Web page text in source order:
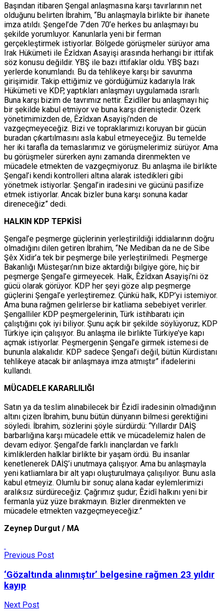
Başından itibaren Şengal anlaşmasına karşı tavırlarının net
olduğunu belirten İbrahim, “Bu anlaşmayla birlikte bir ihanete
imza atıldı. Şengel’de 7’den 70’e herkes bu anlaşmayı bu
şekilde yorumluyor. Kanunlarla yeni bir ferman
gerçekleştirmek istiyorlar. Bölgede görüşmeler sürüyor ama
Irak Hükümeti ile Êzîdxan Asayişi arasında herhangi bir ittifak
söz konusu değildir. YBŞ ile bazı ittifaklar oldu. YBŞ bazı
yerlerde konumlandı. Bu da tehlikeye karşı bir savunma
girişimidir. Takip ettiğimiz ve gördüğümüz kadarıyla Irak
Hükümeti ve KDP, yaptıkları anlaşmayı uygulamada ısrarlı.
Buna karşı bizim de tavrımız nettir. Êzidîler bu anlaşmayı hiç
bir şekilde kabul etmiyor ve buna karşı direniştedir. Özerk
yönetimimizden de, Êzîdxan Asayişi’nden de
vazgeçmeyeceğiz. Bizi ve topraklarımızı koruyan bir gücün
buradan çıkartılmasını asla kabul etmeyeceğiz. Bu temelde
her iki tarafla da temaslarımız ve görüşmelerimiz sürüyor. Ama
bu görüşmeler sürerken aynı zamanda direnmekten ve
mücadele etmekten de vazgeçmiyoruz. Bu anlaşma ile birlikte
Şengal’i kendi kontrolleri altına alarak istedikleri gibi
yönetmek istiyorlar. Şengal’in iradesini ve gücünü pasifize
etmek istiyorlar. Ancak bizler buna karşı sonuna kadar
direneceğiz” dedi.
HALKIN KDP TEPKİSİ
Şengal’e peşmerge güçlerinin yerleştirildiği iddialarının doğru
olmadığını dilen getiren İbrahim, “Ne Mediban da ne de Sibe
Şêx Xidir’a tek bir peşmerge bile yerleştirilmedi. Peşmerge
Bakanlığı Müsteşarı’nın bize aktardığı bilgiye göre, hiç bir
peşmerge Şengal’e girmeyecek. Halk, Êzîdxan Asayişi’ni öz
gücü olarak görüyor. KDP her şeyi göze alıp peşmerge
güçlerini Şengal’e yerleştiremez. Çünkü halk, KDP’yi istemiyor.
Ama buna rağmen gelirlerse bir katliama sebebiyet verirler.
Şengalliler KDP peşmergelerinin, Türk istihbaratı için
çalıştığını çok iyi biliyor. Şunu açık bir şekilde söylüyoruz; KDP
Türkiye için çalışıyor. Bu anlaşma ile birlikte Türkiye’ye kapı
açmak istiyorlar. Peşmergenin Şengal’e girmek istemesi de
bununla alakalıdır. KDP sadece Şengal’i değil, bütün Kürdistanı
tehlikeye atacak bir anlaşmaya imza atmıştır” ifadelerini
kullandı.
MÜCADELE KARARLILIĞI
Satın ya da teslim alınabilecek bir Êzidî iradesinin olmadığının
altını çizen İbrahim, bunu bütün dünyanın bilmesi gerektiğini
söyledi. İbrahim, sözlerini şöyle sürdürdü: “Yıllardır DAİŞ
barbarlığına karşı mücadele ettik ve mücadelemiz halen de
devam ediyor. Şengal’de farklı inançlardan ve farklı
kimliklerden halklar birlikte bir yaşam ördü. Bu insanlar
kenetlenerek DAİŞ’i unutmaya çalışıyor. Ama bu anlaşmayla
yeni katliamlara bir alt yapı oluşturulmaya çalışılıyor. Bunu asla
kabul etmeyiz. Olumlu bir sonuç alana kadar eylemlerimizi
aralıksız sürdüreceğiz. Çağrımız şudur; Êzidî halkını yeni bir
fermanla yüz yüze bırakmayın. Bizler direnmekten ve
mücadele etmekten vazgeçmeyeceğiz.”
Zeynep Durgut / MA
Previous Post
‘Gözaltında alınmıştır’ belgesine rağmen 23 yıldır
kayıp
Next Post